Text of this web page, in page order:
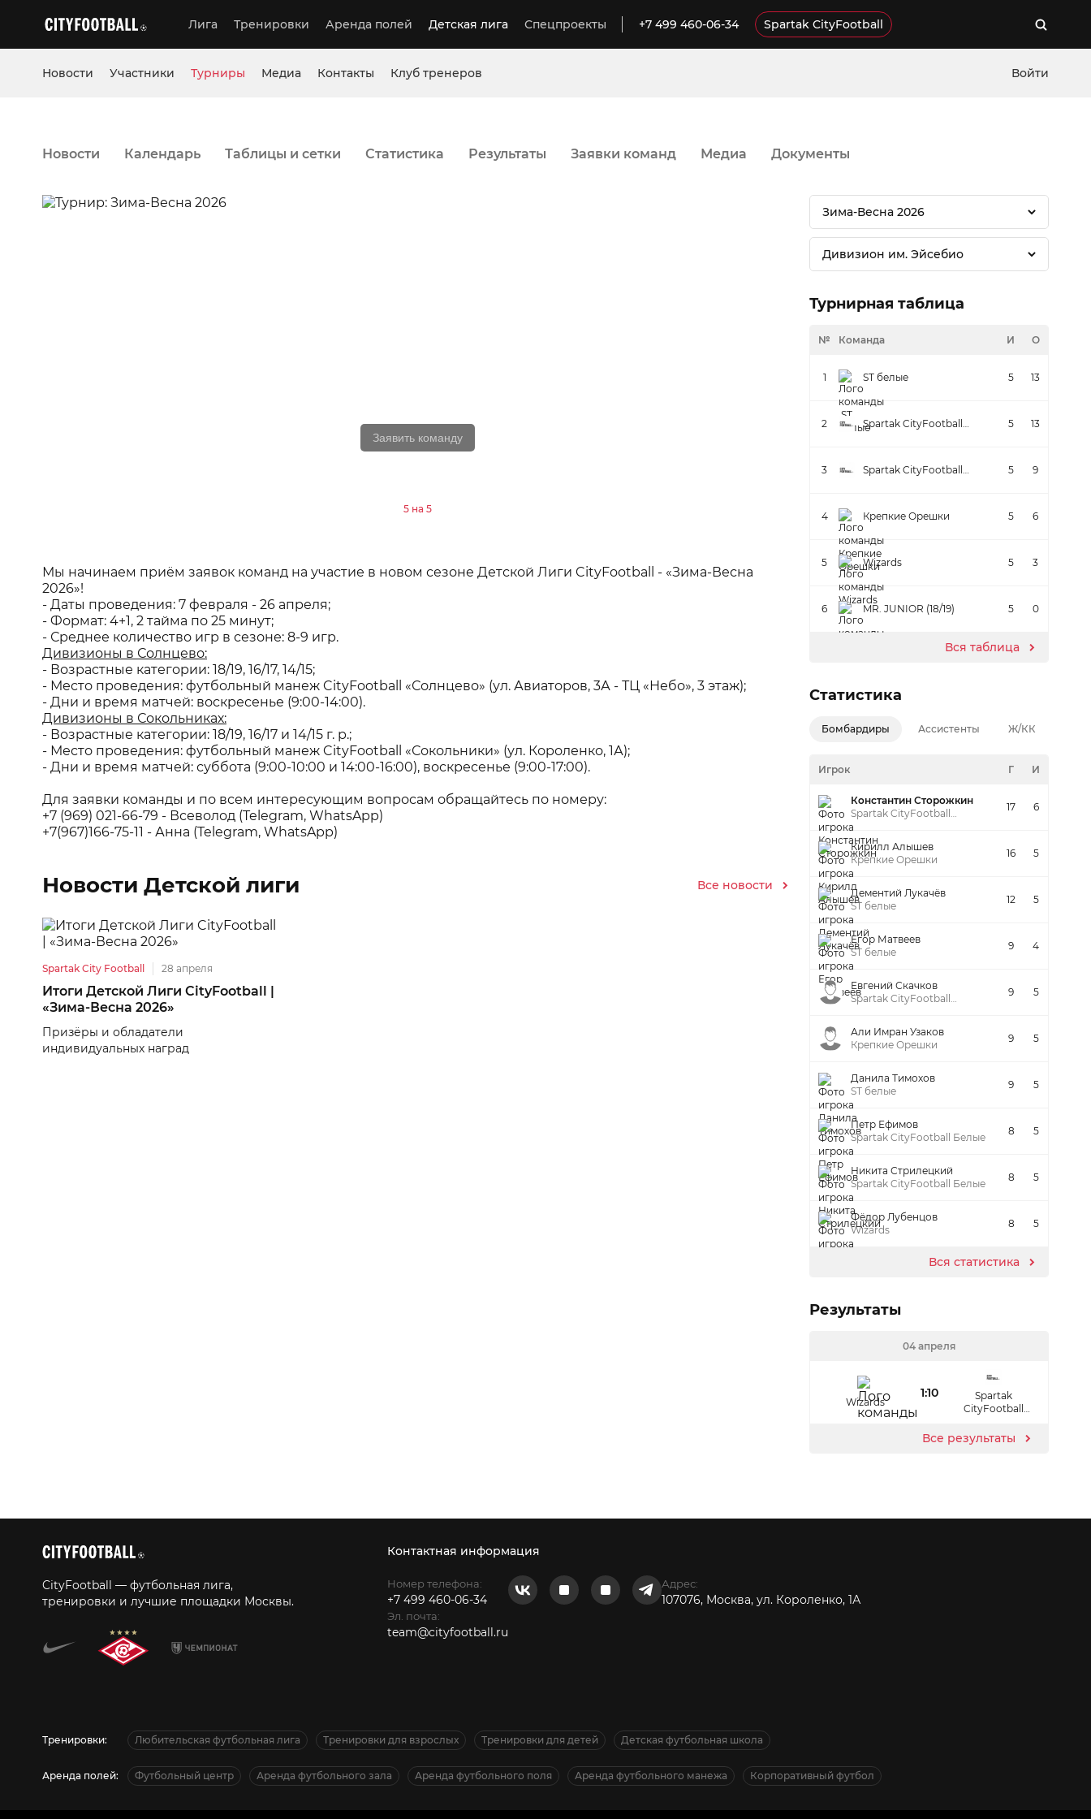
Лига Тренировки Аренда полей Детская лига Спецпроекты +7 499 460-06-34 Spartak CityFootball
Новости Участники Турниры Медиа Контакты Клуб тренеров Войти
Новости Календарь Таблицы и сетки Статистика Результаты Заявки команд Медиа Документы
Заявить команду
5 на 5
Мы начинаем приём заявок команд на участие в новом сезоне Детской Лиги CityFootball - «Зима-Весна
2026»!
- Даты проведения: 7 февраля - 26 апреля;
- Формат: 4+1, 2 тайма по 25 минут;
- Среднее количество игр в сезоне: 8-9 игр.
Дивизионы в Солнцево:
- Возрастные категории: 18/19, 16/17, 14/15;
- Место проведения: футбольный манеж CityFootball «Солнцево» (ул. Авиаторов, 3А - ТЦ «Небо», 3 этаж);
- Дни и время матчей: воскресенье (9:00-14:00).
Дивизионы в Сокольниках:
- Возрастные категории: 18/19, 16/17 и 14/15 г. р.;
- Место проведения: футбольный манеж CityFootball «Сокольники» (ул. Короленко, 1А);
- Дни и время матчей: суббота (9:00-10:00 и 14:00-16:00), воскресенье (9:00-17:00).
Для заявки команды и по всем интересующим вопросам обращайтесь по номеру:
+7 (969) 021-66-79 - Всеволод (Telegram, WhatsApp)
+7(967)166-75-11 - Анна (Telegram, WhatsApp)
Новости Детской лиги Все новости
Spartak City Football 28 апреля
Итоги Детской Лиги CityFootball |
«Зима-Весна 2026»
Призёры и обладатели
индивидуальных наград
Зима-Весна 2026
Дивизион им. Эйсебио
Турнирная таблица
№ Команда И О
1 ST белые 5 13
2
Spartak CityFootball
5 13
3
Spartak CityFootball
5 9
4 Крепкие Орешки 5 6
5 Wizards 5 3
6 MR. JUNIOR (18/19) 5 0
Вся таблица
Статистика
Бомбардиры Ассистенты Ж/КК
Игрок Г И
Константин Сторожкин
Spartak CityFootball
Красные
17 6
Кирилл Алышев
Крепкие Орешки
16 5
Дементий Лукачёв
ST белые
12 5
Егор Матвеев
ST белые
9 4
Евгений Скачков
Spartak CityFootball
9 5
Али Имран Узаков
Крепкие Орешки
9 5
Данила Тимохов
ST белые
9 5
Петр Ефимов
Spartak CityFootball Белые
8 5
Никита Стрилецкий
Spartak CityFootball Белые
8 5
Фёдор Лубенцов
Wizards
8 5
Вся статистика
Результаты
04 апреля
Wizards
1:10
Spartak
CityFootball
Все результаты
CityFootball — футбольная лига,
тренировки и лучшие площадки Москвы.
Контактная информация
Номер телефона:
+7 499 460-06-34
Эл. почта:
team@cityfootball.ru
Адрес:
107076, Москва, ул. Короленко, 1А
Тренировки: Любительская футбольная лига Тренировки для взрослых Тренировки для детей Детская футбольная школа
Аренда полей: Футбольный центр Аренда футбольного зала Аренда футбольного поля Аренда футбольного манежа Корпоративный футбол